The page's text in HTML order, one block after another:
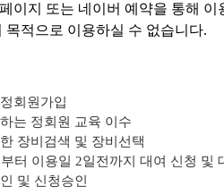
이지 또는 네이버 예약을 통해 이
적으로 이용하실 수 없습니다.
회원가입
는 정회원 교육 이수
장비검색 및 장비선택
터 이용일 2일전까지 대여 신청 및
및 신청승인